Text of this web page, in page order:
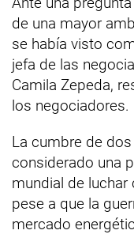
de una mayor
se había visto
jefa de las
Camila Zepeda,
los negociadores.
La cumbre de
considerado una
mundial de
pese a que la
mercado